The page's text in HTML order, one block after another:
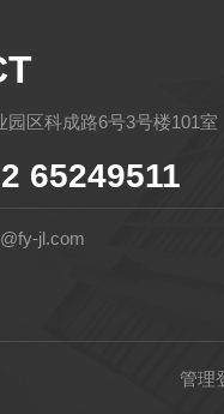
园区科成路6号3号楼101室
65249511
jl.com
管理